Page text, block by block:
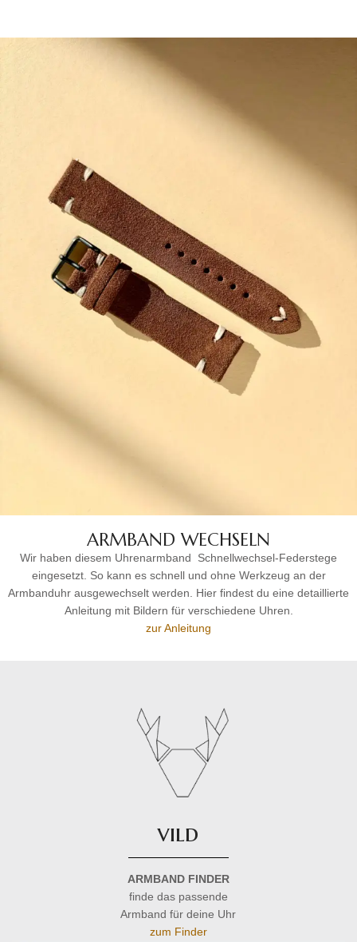
ARMBAND WECHSELN
Wir haben diesem Uhrenarmband
Schnellwechsel-Federstege
eingesetzt. So kann es schnell und ohne Werkzeug an der
Armbanduhr ausgewechselt werden. Hier findest du eine detaillierte
Anleitung mit Bildern für verschiedene Uhren.
zur Anleitung
vild
ARMBAND FINDER
finde das passende
Armband für deine Uhr
zum Finder